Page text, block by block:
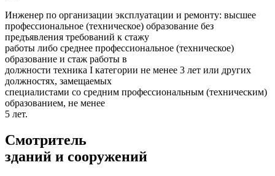
Инженер по организации эксплуатации и ремонту: высшее
профессиональное (техническое) образование без
предъявления требований к стажу
работы либо среднее профессиональное (техническое)
образование и стаж работы в
должности техника I категории не менее 3 лет или других
должностях, замещаемых
специалистами со средним профессиональным (техническим)
образованием, не менее
5 лет.
Смотритель
зданий и сооружений